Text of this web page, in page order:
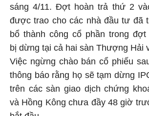
sáng 4/11. Đợt hoàn trả thứ 2
được trao cho các nhà đầu tư đã
bổ thành công cổ phần trong đợt
bị dừng tại cả hai sàn Thượng Hải
Việc ngừng chào bán cổ phiếu
thông báo rằng họ sẽ tạm dừng
trên các sàn giao dịch chứng
và Hồng Kông chưa đầy 48 giờ